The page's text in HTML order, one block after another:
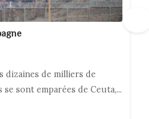
dizaines de milliers de
sont emparées de Ceuta,...